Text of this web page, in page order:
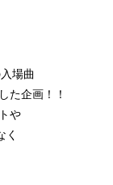
場曲
た企画！！
や
く